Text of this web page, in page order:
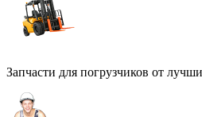
Запчасти для погрузчиков от